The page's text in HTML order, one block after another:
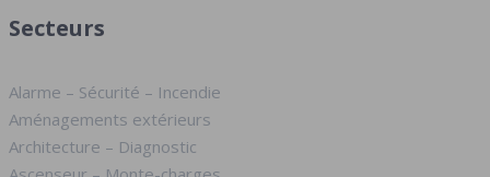
Secteurs
Alarme – Sécurité – Incendie
Aménagements extérieurs
Architecture – Diagnostic